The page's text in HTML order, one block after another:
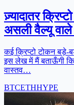
ज़्यादातर
असली वैल्यू
कई क्रिप्टो टोकन बड़े-
इस लेख में मैं बताऊँगी
वास्तव…
BTCETHHYPE